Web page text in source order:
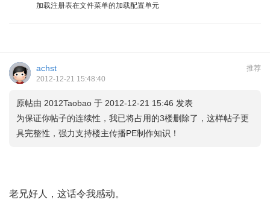
加载注册表在文件菜单的加载配置单元
推荐
achst
2012-12-21 15:48:40
原帖由 2012Taobao 于 2012-12-21 15:46 发表
为保证你帖子的连续性，我已将占用的3楼删除了，这样帖子更
具完整性，强力支持楼主传播PE制作知识！
老兄好人，这话令我感动。